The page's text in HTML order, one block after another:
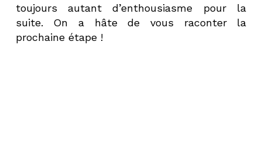
toujours autant d’enthousiasme pour la
suite. On a hâte de vous raconter la
prochaine étape !